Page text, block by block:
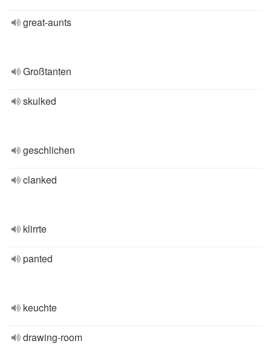
great-aunts
Großtanten
skulked
geschlichen
clanked
klirrte
panted
keuchte
drawing-room